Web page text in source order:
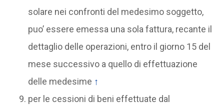
solare nei confronti del medesimo soggetto,
puo’ essere emessa una sola fattura, recante il
dettaglio delle operazioni, entro il giorno 15 del
mese successivo a quello di effettuazione
delle medesime ↑
per le cessioni di beni effettuate dal